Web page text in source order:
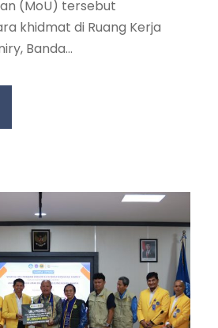
(MoU) tersebut
khidmat di Ruang Kerja
Banda...